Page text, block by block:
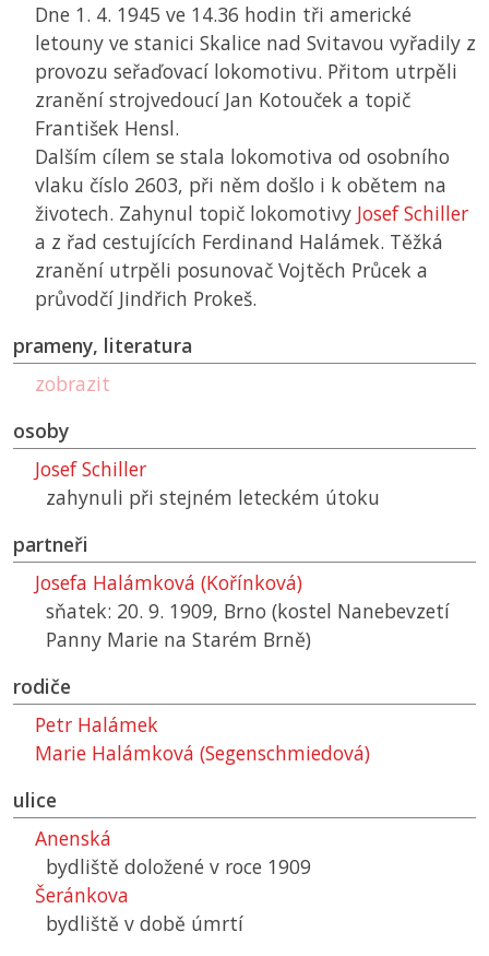
Dne 1. 4. 1945 ve 14.36 hodin tři americké
letouny ve stanici Skalice nad Svitavou vyřadily z
provozu seřaďovací lokomotivu. Přitom utrpěli
zranění strojvedoucí Jan Kotouček a topič
František Hensl.
Dalším cílem se stala lokomotiva od osobního
vlaku číslo 2603, při něm došlo i k obětem na
životech. Zahynul topič lokomotivy Josef Schiller
a z řad cestujících Ferdinand Halámek. Těžká
zranění utrpěli posunovač Vojtěch Průcek a
průvodčí Jindřich Prokeš.
prameny, literatura
zobrazit
osoby
Josef Schiller
zahynuli při stejném leteckém útoku
partneři
Josefa Halámková (Kořínková)
sňatek: 20. 9. 1909, Brno (kostel Nanebevzetí
Panny Marie na Starém Brně)
rodiče
Petr Halámek
Marie Halámková (Segenschmiedová)
ulice
Anenská
bydliště doložené v roce 1909
Šeránkova
bydliště v době úmrtí